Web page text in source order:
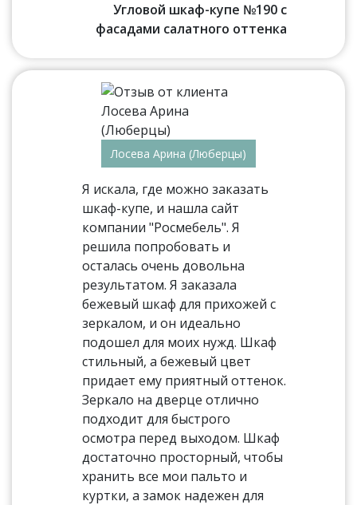
Угловой шкаф-купе №190 с
фасадами салатного оттенка
Лосева Арина (Люберцы)
Я искала, где можно заказать
шкаф-купе, и нашла сайт
компании "Росмебель". Я
решила попробовать и
осталась очень довольна
результатом. Я заказала
бежевый шкаф для прихожей с
зеркалом, и он идеально
подошел для моих нужд. Шкаф
стильный, а бежевый цвет
придает ему приятный оттенок.
Зеркало на дверце отлично
подходит для быстрого
осмотра перед выходом. Шкаф
достаточно просторный, чтобы
хранить все мои пальто и
куртки, а замок надежен для